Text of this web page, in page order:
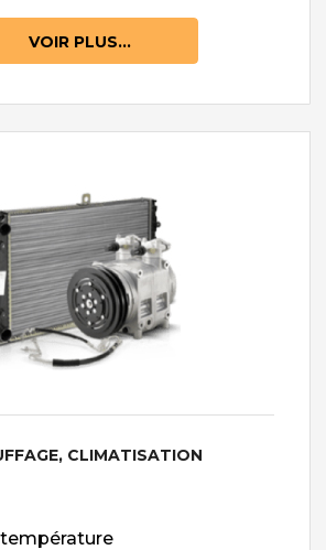
VOIR PLUS...
CLIMATISATION